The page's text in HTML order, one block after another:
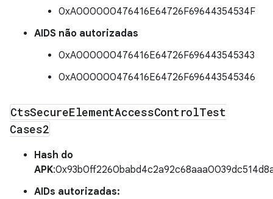
0xA000000476416E64726F69644354534F
AIDS não autorizadas
0xA000000476416E64726F696443545343
0xA000000476416E64726F696443545346
CtsSecureElementAccessControlTest
Cases2
Hash do
APK
AIDs autorizadas: